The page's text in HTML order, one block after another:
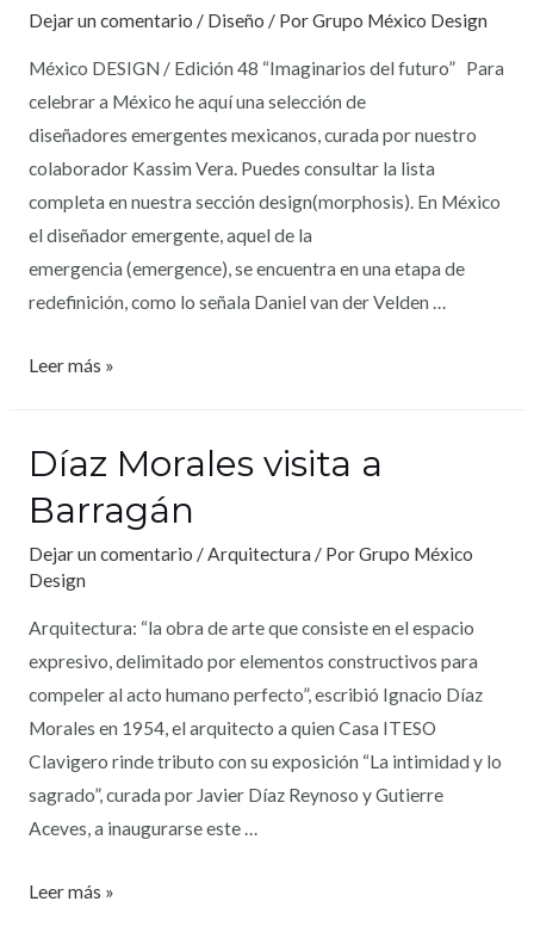
Dejar un comentario / Diseño / PorGrupo México Design
México DESIGN / Edición 48 “Imaginarios del futuro” Para
celebrar a México he aquí una selección de
diseñadores emergentes mexicanos, curada por nuestro
colaborador Kassim Vera. Puedes consultar la lista
completa en nuestra sección design(morphosis). En México
el diseñador emergente, aquel de la
emergencia (emergence), se encuentra en una etapa de
redefinición, como lo señala Daniel van der Velden …
Leer más »
Díaz Morales visita a
Barragán
Dejar un comentario / Arquitectura / PorGrupo México
Design
Arquitectura: “la obra de arte que consiste en el espacio
expresivo, delimitado por elementos constructivos para
compeler al acto humano perfecto”, escribió Ignacio Díaz
Morales en 1954, el arquitecto a quien Casa ITESO
Clavigero rinde tributo con su exposición “La intimidad y lo
sagrado”, curada por Javier Díaz Reynoso y Gutierre
Aceves, a inaugurarse este …
Leer más »